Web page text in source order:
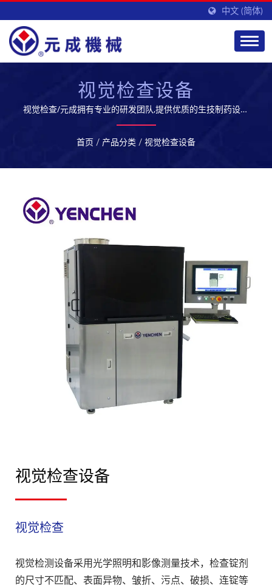
中文 (简体)
视觉检查设备
视觉检查/元成拥有专业的研发团队,提供优质的生技制药设备
及服务,开拓全球市场
首页 / 产品分类 / 视觉检查设备
视觉检查设备
视觉检查
视觉检测设备采用光学照明和影像测量技术，检查锭剂
的尺寸不匹配、表面异物、皱折、污点、破损、连锭等